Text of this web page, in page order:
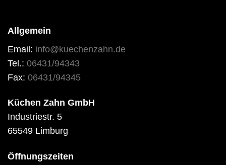
Allgemein
Email: info@kuechenzahn.de
Tel.: 06431/94343
Fax: 06431/94345
Küchen Zahn GmbH
Industriestr. 5
65549 Limburg
Öffnungszeiten